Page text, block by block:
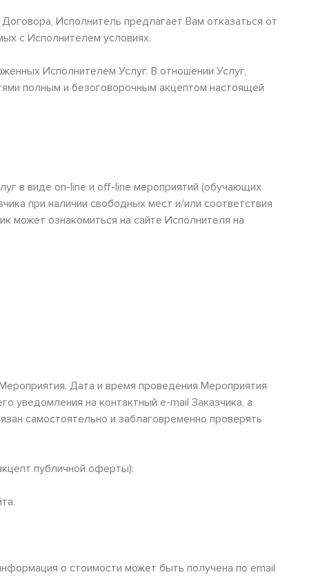
Исполнитель предлагает Вам отказаться от
с Исполнителем условиях.
Исполнителем Услуг. В отношении Услуг,
полным и безоговорочным акцептом настоящей
в виде on-line и off-line мероприятий (обучающих
при наличии свободных мест и/или соответствия
может ознакомиться на сайте Исполнителя на
Дата и время проведения Мероприятия
уведомления на контактный e-mail Заказчика, а
самостоятельно и заблаговременно проверять
публичной оферты):
о стоимости может быть получена по email